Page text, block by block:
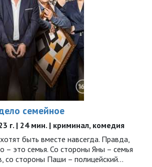
семейное
г. | 24 мин. | криминал, комедия
быть вместе навсегда. Правда,
– это семья. Со стороны Яны – семья
со стороны Паши – полицейский…